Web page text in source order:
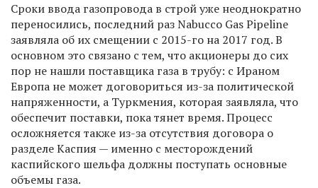
Сроки ввода газопровода в строй уже неоднократно
переносились, последний раз Nabucco Gas Pipeline
заявляла об их смещении с 2015-го на 2017 год. В
основном это связано с тем, что акционеры до сих
пор не нашли поставщика газа в трубу: с Ираном
Европа не может договориться из-за политической
напряженности, а Туркмения, которая заявляла, что
обеспечит поставки, пока тянет время. Процесс
осложняется также из-за отсутствия договора о
разделе Каспия — именно с месторождений
каспийского шельфа должны поступать основные
объемы газа.